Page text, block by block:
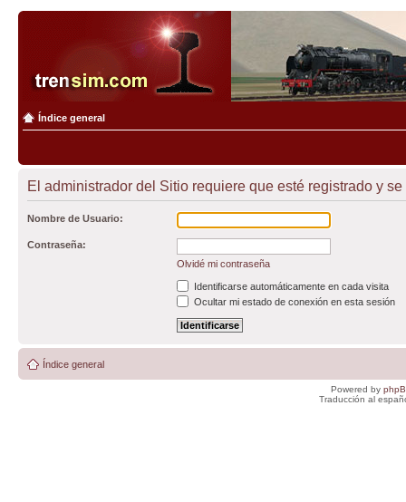
Índice general
El administrador del Sitio requiere que esté registrado y
Nombre de Usuario:
Contraseña:
Olvidé mi contraseña
Identificarse automáticamente en cada visita
Ocultar mi estado de conexión en esta sesión
Índice general
Powered by
Traducción al